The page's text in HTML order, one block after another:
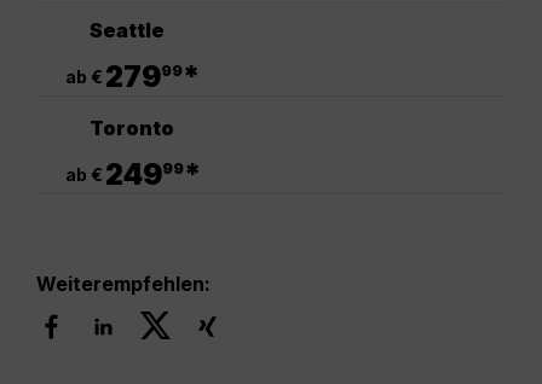
Seattle
ab € 27999*
Toronto
ab € 24999*
Weiterempfehlen: